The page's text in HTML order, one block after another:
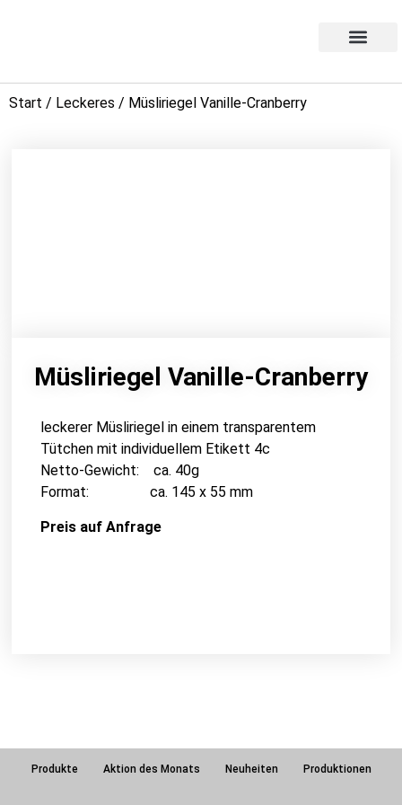
Start / Leckeres / Müsliriegel Vanille-Cranberry
Müsliriegel Vanille-Cranberry
leckerer Müsliriegel in einem transparentem
Tütchen mit individuellem Etikett 4c
Netto-Gewicht: ca. 40g
Format: ca. 145 x 55 mm
Preis auf Anfrage
Produkte Aktion des Monats Neuheiten Produktionen